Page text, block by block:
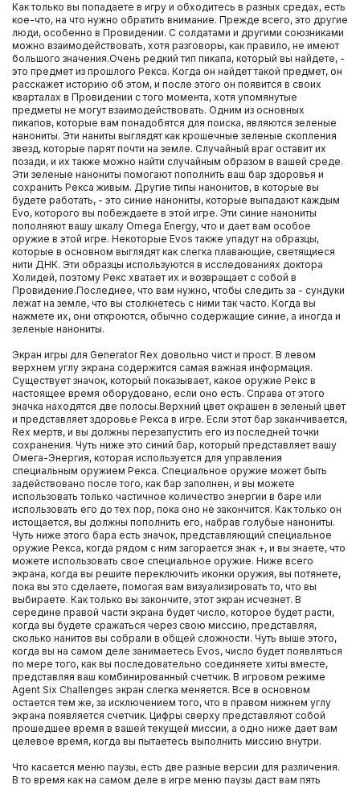
Как только вы попадаете в игру и обходитесь в разных средах, есть
кое-что, на что нужно обратить внимание. Прежде всего, это другие
люди, особенно в Провидении. С солдатами и другими союзниками
можно взаимодействовать, хотя разговоры, как правило, не имеют
большого значения.Очень редкий тип пикапа, который вы найдете, -
это предмет из прошлого Рекса. Когда он найдет такой предмет, он
расскажет историю об этом, и после этого он появится в своих
кварталах в Провидении с того момента, хотя упомянутые
предметы не могут взаимодействовать. Одним из основных
пикапов, которые вам понадобятся для поиска, являются зеленые
нанониты. Эти наниты выглядят как крошечные зеленые скопления
звезд, которые парят почти на земле. Случайный враг оставит их
позади, и их также можно найти случайным образом в вашей среде.
Эти зеленые нанониты помогают пополнить ваш бар здоровья и
сохранить Рекса живым. Другие типы нанонитов, в которые вы
будете работать, - это синие нанониты, которые выпадают каждым
Evo, которого вы побеждаете в этой игре. Эти синие нанониты
пополняют вашу шкалу Omega Energy, что и дает вам особое
оружие в этой игре. Некоторые Evos также упадут на образцы,
которые в основном выглядят как слегка плавающие, светящиеся
нити ДНК. Эти образцы используются в исследованиях доктора
Холидей, поэтому Рекс хватает их и возвращает с собой в
Провидение.Последнее, что вам нужно, чтобы следить за - сундуки
лежат на земле, что вы столкнетесь с ними так часто. Когда вы
нажмете их, они откроются, обычно содержащие синие, а иногда и
зеленые нанониты.
Экран игры для Generator Rex довольно чист и прост. В левом
верхнем углу экрана содержится самая важная информация.
Существует значок, который показывает, какое оружие Рекс в
настоящее время оборудовано, если оно есть. Справа от этого
значка находятся две полосы.Верхний цвет окрашен в зеленый цвет
и представляет здоровье Рекса в игре. Если этот бар заканчивается,
Rex мертв, и вы должны перезапустить его из последней точки
сохранения. Чуть ниже это синий бар, который представляет вашу
Омега-Энергия, которая используется для управления
специальным оружием Рекса. Специальное оружие может быть
задействовано после того, как бар заполнен, и вы можете
использовать только частичное количество энергии в баре или
использовать его до тех пор, пока оно не закончится. Как только он
истощается, вы должны пополнить его, набрав голубые нанониты.
Чуть ниже этого бара есть значок, представляющий специальное
оружие Рекса, когда рядом с ним загорается знак +, и вы знаете, что
можете использовать свое специальное оружие. Ниже всего
экрана, когда вы решите переключить иконки оружия, вы потянете,
пока вы это сделаете, помогая вам визуализировать то, что вы
выбираете. Как только вы закончите, этот экран исчезнет. В
середине правой части экрана будет число, которое будет расти,
когда вы будете сражаться через свою миссию, представляя,
сколько нанитов вы собрали в общей сложности. Чуть выше этого,
когда вы на самом деле занимаетесь Evos, число будет появляться
по мере того, как вы последовательно соединяете хиты вместе,
представляя ваш комбинированный счетчик. В игровом режиме
Agent Six Challenges экран слегка меняется. Все в основном
остается тем же, за исключением того, что в правом нижнем углу
экрана появляется счетчик. Цифры сверху представляют собой
прошедшее время в вашей текущей миссии, а одно ниже дает вам
целевое время, когда вы пытаетесь выполнить миссию внутри.
Что касается меню паузы, есть две разные версии для различения.
В то время как на самом деле в игре меню паузы даст вам пять